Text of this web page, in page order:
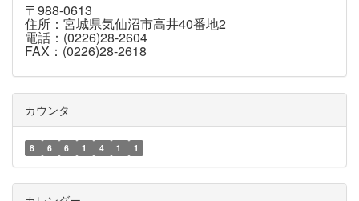
〒988-0613
住所：宮城県気仙沼市高井40番地2
電話：(0226)28-2604
FAX：(0226)28-2618
カウンタ
8 6 6 1 4 1 1